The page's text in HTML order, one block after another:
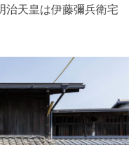
治天皇は伊藤彌兵衛宅